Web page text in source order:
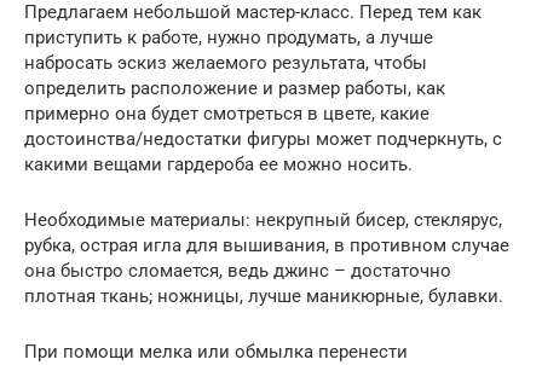
Предлагаем небольшой мастер-класс. Перед тем как
приступить к работе, нужно продумать, а лучше
набросать эскиз желаемого результата, чтобы
определить расположение и размер работы, как
примерно она будет смотреться в цвете, какие
достоинства/недостатки фигуры может подчеркнуть, с
какими вещами гардероба ее можно носить.
Необходимые материалы: некрупный бисер, стеклярус,
рубка, острая игла для вышивания, в противном случае
она быстро сломается, ведь джинс – достаточно
плотная ткань; ножницы, лучше маникюрные, булавки.
При помощи мелка или обмылка перенести